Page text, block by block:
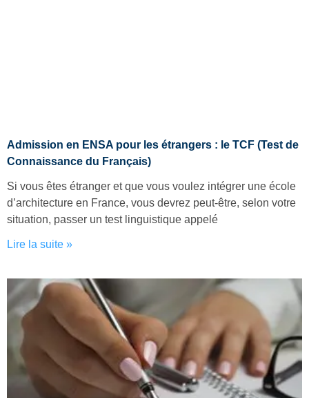
Admission en ENSA pour les étrangers : le TCF (Test de
Connaissance du Français)
Si vous êtes étranger et que vous voulez intégrer une école
d’architecture en France, vous devrez peut-être, selon votre
situation, passer un test linguistique appelé
Lire la suite »